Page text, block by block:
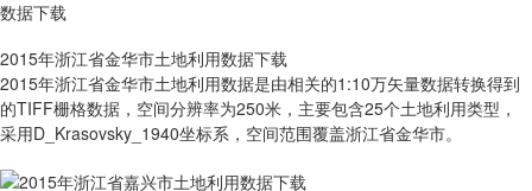
2015年浙江省金华市土地利用数据下载
2015年浙江省金华市土地利用数据是由相关的1:10万矢量数据转换得到
的TIFF栅格数据，空间分辨率为250米，主要包含25个土地利用类型，
采用D_Krasovsky_1940坐标系，空间范围覆盖浙江省金华市。